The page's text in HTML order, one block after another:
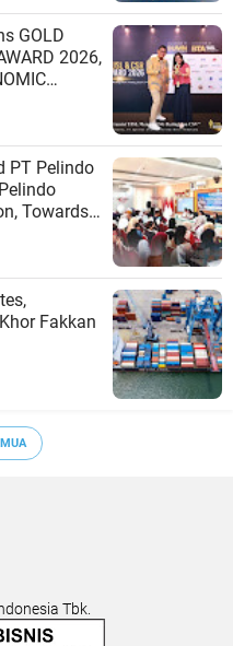
GOLD
2026,
PT Pelindo
Towards
Fakkan
Tbk.